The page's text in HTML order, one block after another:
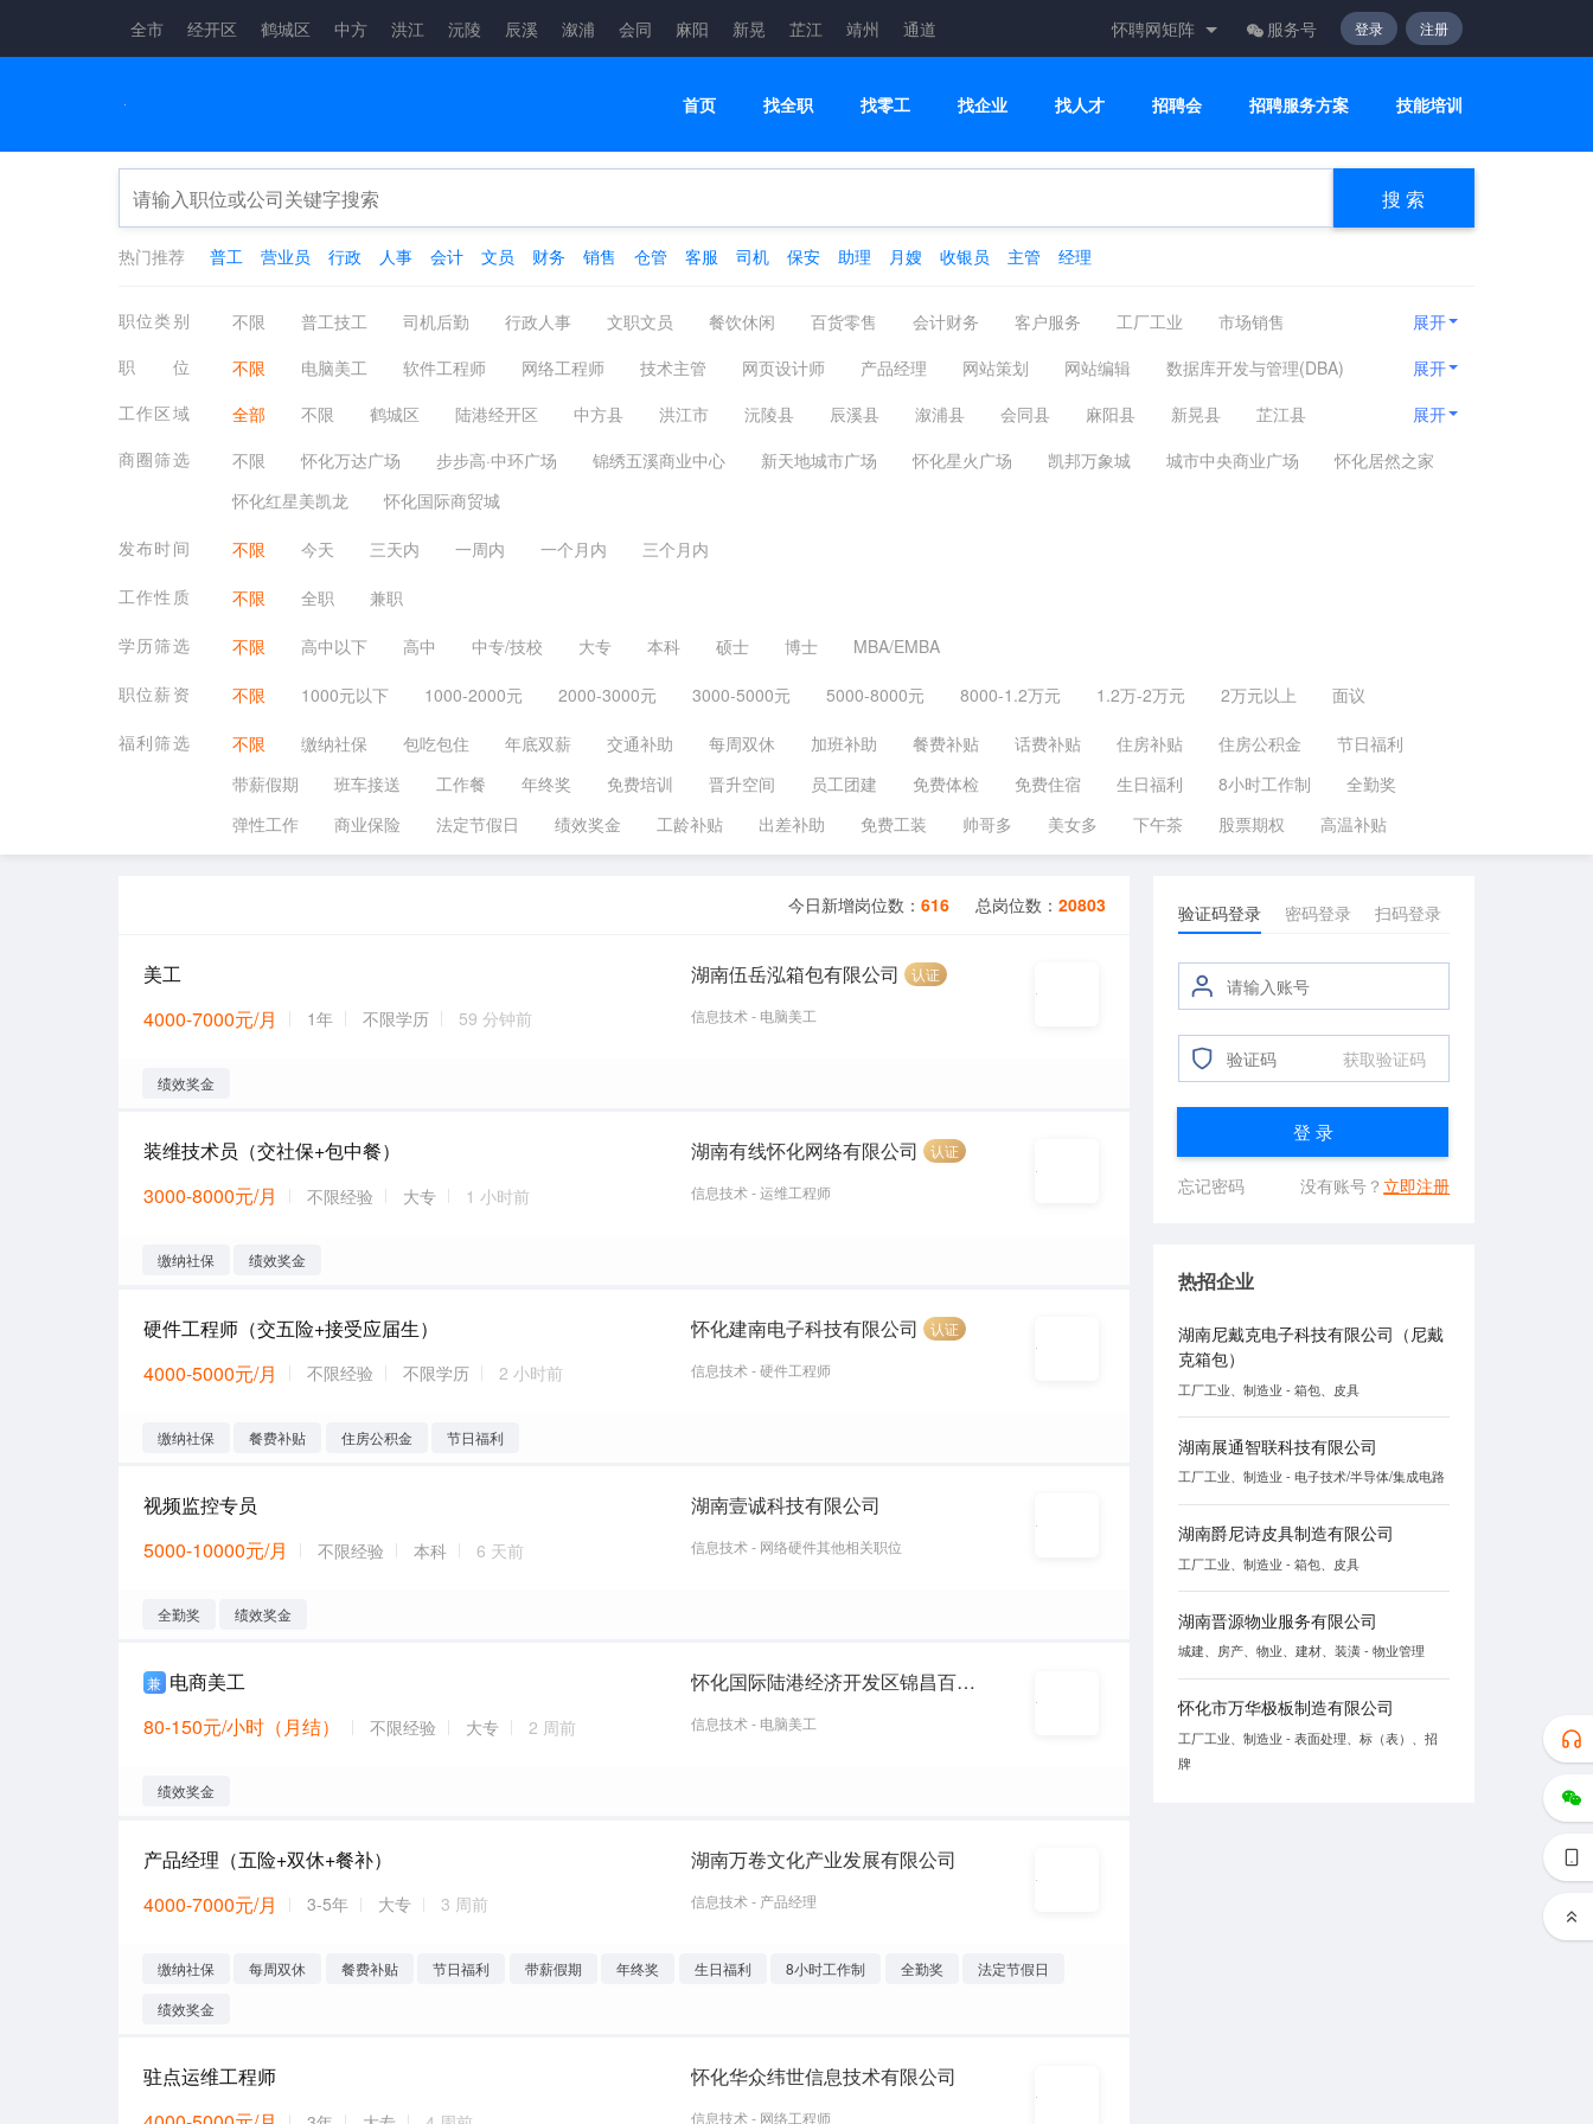
全市 经开区 鹤城区 中方 洪江 沅陵 辰溪 溆浦 会同 麻阳 新晃 芷江 靖州 通道 怀聘网矩阵 服务号 登录 注册
首页 找全职 找零工 找企业 找人才 招聘会 招聘服务方案 技能培训
搜 索
热门推荐 普工 营业员 行政 人事 会计 文员 财务 销售 仓管 客服 司机 保安 助理 月嫂 收银员 主管 经理
职位类别 不限 普工技工 司机后勤 行政人事 文职文员 餐饮休闲 百货零售 会计财务 客户服务 工厂工业
市场销售
物流贸易
设计包装 文体培训 城建装修 管理运营 摄影影视 信息技术 机械仪表 咨询顾问 电子通讯
医疗美容
翻译法律
轻工工艺 化工制药 金融保险 能源环保 编辑发行 其他分类
展开
职位
不限 电脑美工 软件工程师 网络工程师 技术主管 网页设计师 产品经理 网站策划 网站编辑
数据库开发与管理(DBA)
网络管理员
数据标注员 系统分析员 项目管理 测试工程师 MRP/ERP/SAP实施工程师
INTERNET/WEB/电子商务
系统集成/技术支持
硬件工程师 运维工程师 计算机辅助设计与绘图 多媒体设计与开发 研究员 网络硬件其他相关职位
展开
工作区域
全部 不限 鹤城区 陆港经开区 中方县 洪江市 沅陵县 辰溪县 溆浦县 会同县 麻阳县 新晃县
芷江县
靖州县
通道县
展开
商圈筛选
不限 怀化万达广场 步步高·中环广场 锦绣五溪商业中心 新天地城市广场 怀化星火广场 凯邦万象城 城市中央商业广场
怀化居然之家
怀化红星美凯龙
怀化国际商贸城
发布时间
不限 今天 三天内 一周内 一个月内
三个月内
工作性质
不限 全职
兼职
学历筛选
不限 高中以下 高中 中专/技校 大专 本科 硕士 博士
MBA/EMBA
职位薪资
不限 1000元以下 1000-2000元 2000-3000元 3000-5000元 5000-8000元 8000-1.2万元 1.2万-2万元 2万元以上
面议
福利筛选
不限 缴纳社保 包吃包住 年底双薪 交通补助 每周双休 加班补助 餐费补贴 话费补贴 住房补贴 住房公积金
节日福利
带薪假期
班车接送 工作餐 年终奖 免费培训 晋升空间 员工团建 免费体检 免费住宿 生日福利 8小时工作制
全勤奖
弹性工作
商业保险 法定节假日 绩效奖金 工龄补贴 出差补助 免费工装 帅哥多 美女多 下午茶 股票期权 高温补贴
今日新增岗位数：616 总岗位数：20803
美工
4000-7000元/月
1年 不限学历 59 分钟前
湖南伍岳泓箱包有限公司 认证
信息技术 - 电脑美工
绩效奖金
装维技术员（交社保+包中餐）
3000-8000元/月
不限经验 大专 1 小时前
湖南有线怀化网络有限公司 认证
信息技术 - 运维工程师
缴纳社保 绩效奖金
硬件工程师（交五险+接受应届生）
4000-5000元/月
不限经验 不限学历 2 小时前
怀化建南电子科技有限公司 认证
信息技术 - 硬件工程师
缴纳社保 餐费补贴 住房公积金 节日福利
视频监控专员
5000-10000元/月
不限经验 本科 6 天前
湖南壹诚科技有限公司
信息技术 - 网络硬件其他相关职位
全勤奖 绩效奖金
兼 电商美工
80-150元/小时（月结）
不限经验 大专 2 周前
怀化国际陆港经济开发区锦昌百货商行
信息技术 - 电脑美工
绩效奖金
产品经理（五险+双休+餐补）
4000-7000元/月
3-5年 大专 3 周前
湖南万卷文化产业发展有限公司
信息技术 - 产品经理
缴纳社保 每周双休 餐费补贴 节日福利 带薪假期 年终奖 生日福利 8小时工作制 全勤奖
法定节假日
绩效奖金
驻点运维工程师
怀化华众纬世信息技术有限公司
信息技术 - 网络工程师
验证码登录 密码登录 扫码登录
获取验证码
登 录
忘记密码 没有账号？ 立即注册
热招企业
湖南尼戴克电子科技有限公司（尼戴
克箱包）
工厂工业、制造业 - 箱包、皮具
湖南展通智联科技有限公司
工厂工业、制造业 - 电子技术/半导体/集成电路
湖南爵尼诗皮具制造有限公司
工厂工业、制造业 - 箱包、皮具
湖南晋源物业服务有限公司
城建、房产、物业、建材、装潢 - 物业管理
怀化市万华极板制造有限公司
工厂工业、制造业 - 表面处理、标（表）、招
牌